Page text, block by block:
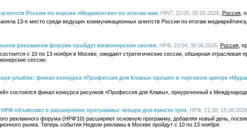
России по версии «Медиалогии» по итогам мая , HINT, 23:05, 30.06.2026, Россия
13-е место среди ведущих коммуникационных агентств России по итогам
рекламном форуме пройдут визионерские сессии , НРФ, 23:04, 30.06.2026, Россия
с 10 по 13 ноября в Москве, ожидают стратегические сессии, обширная отраслевая
сессии.
улыбок: финал конкурса «Профессия для Клавы» прошёл в торговом центре
состоялся финал конкурса рисунков «Профессия для Клавы», приуроченный к
объявляет о расширении программы: четыре дня вместо трех , НРФ, 21:38, 15.06.2026,
рекламного форума (НРФ’10) расширяют основную программу, добавляя новый день,
рынка. Теперь события Недели рекламы в Москве пройдут с 10 по 13 ноября.